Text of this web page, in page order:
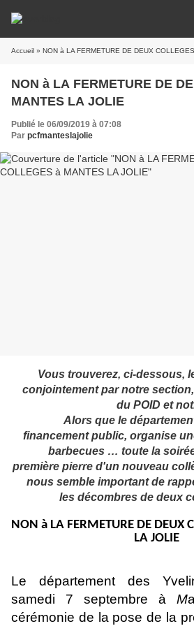
Accueil » NON à LA FERMETURE DE DEUX
NON à LA FERMETURE DE
MANTES LA JOLIE
Publié le 06/09/2019 à 07:08
Par pcfmanteslajolie
Vous trouverez, ci-dessous,
conjointement par notre
du POID et
Alors que le
financement public, organise
barbecues … toute la
première pierre d'un nouveau
nous semble important de
les décombres de deux
NON à LA FERMETURE DE DEUX
LA JOLIE
Le département des
samedi 7 septembre à M
cérémonie de la pose de la